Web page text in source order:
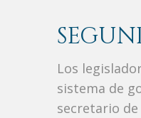
Los
sistema de
secretario